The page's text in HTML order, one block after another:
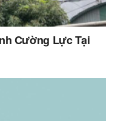
Cường Lực Tại